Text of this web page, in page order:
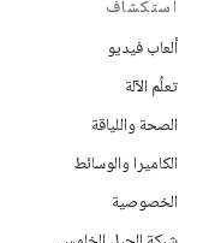
استكشاف
ألعاب فيديو
تعلُم الآلة
الصحة واللياقة
الكاميرا والوسائط
الخصوصية